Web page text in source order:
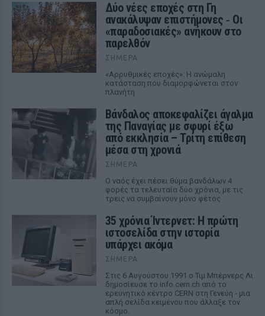
Δύο νέες εποχές στη Γη
ανακάλυψαν επιστήμονες ‑ Oι
«παραδοσιακές» ανήκουν στο
παρελθόν
ΣΉΜΕΡΑ
«Αρρυθμικές εποχές»: Η ανώμαλη
κατάσταση που διαμορφώνεται στον
πλανήτη
Βάνδαλος αποκεφαλίζει άγαλμα
της Παναγίας με σφυρί έξω
από εκκλησία – Τρίτη επίθεση
μέσα στη χρονιά
ΣΉΜΕΡΑ
Ο ναός έχει πέσει θύμα βανδάλων 4
φορές τα τελευταία δύο χρόνια, με τις
τρεις να συμβαίνουν μόνο φέτος
35 χρόνια Ίντερνετ: Η πρώτη
ιστοσελίδα στην ιστορία
υπάρχει ακόμα
ΣΉΜΕΡΑ
Στις 6 Αυγούστου 1991 ο Τιμ Μπέρνερς Λι
δημοσίευσε το info.cern.ch από το
ερευνητικό κέντρο CERN στη Γενεύη - μια
απλή σελίδα κειμένου που άλλαξε τον
κόσμο.